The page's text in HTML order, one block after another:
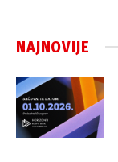
NAJNOVIJE